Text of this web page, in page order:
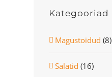
Kategooriad
Magustoidud (8)
Salatid (16)